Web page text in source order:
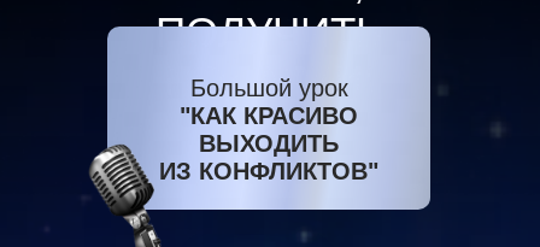
ПОЛУЧИТЬ
ПОДАРКИ:
Большой урок
"КАК КРАСИВО
ВЫХОДИТЬ
ИЗ КОНФЛИКТОВ"